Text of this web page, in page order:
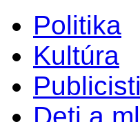
Politika
Kultúra